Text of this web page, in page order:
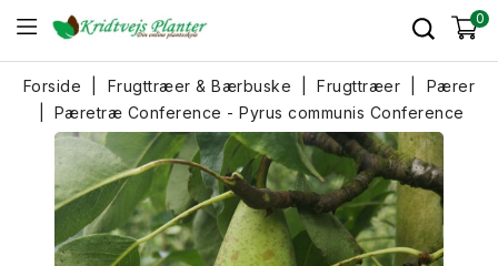
0
Forside Frugttræer & Bærbuske Frugttræer
Pærer
Pæretræ Conference - Pyrus communis Conference